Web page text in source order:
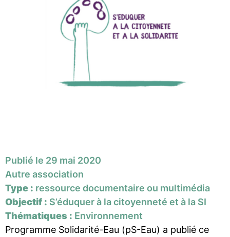
Publié le 29 mai 2020
Autre association
Type : ressource documentaire ou multimédia
Objectif : S’éduquer à la citoyenneté et à la SI
Thématiques : Environnement
Programme Solidarité-Eau (pS-Eau) a publié ce